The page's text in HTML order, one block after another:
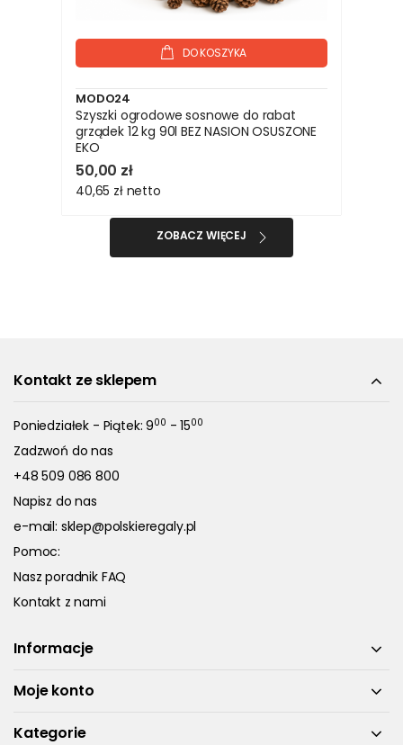
DO KOSZYKA
MODO24
Szyszki ogrodowe sosnowe do rabat
grządek 12 kg 90l BEZ NASION OSUSZONE
EKO
50,00 zł
40,65 zł netto
ZOBACZ WIĘCEJ
Kontakt ze sklepem
Poniedziałek - Piątek: 900 - 1500
Zadzwoń do nas
+48 509 086 800
Napisz do nas
e-mail: sklep@polskieregaly.pl
Pomoc:
Nasz poradnik FAQ
Kontakt z nami
Informacje
Moje konto
Kategorie